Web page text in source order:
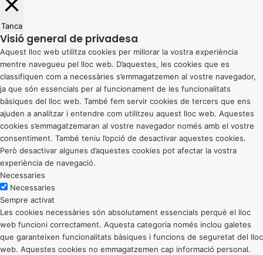
Tanca
Visió general de privadesa
Aquest lloc web utilitza cookies per millorar la vostra experiència
mentre navegueu pel lloc web. D’aquestes, les cookies que es
classifiquen com a necessàries s’emmagatzemen al vostre navegador,
ja que són essencials per al funcionament de les funcionalitats
bàsiques del lloc web. També fem servir cookies de tercers que ens
ajuden a analitzar i entendre com utilitzeu aquest lloc web. Aquestes
cookies s’emmagatzemaran al vostre navegador només amb el vostre
consentiment. També teniu l’opció de desactivar aquestes cookies.
Però desactivar algunes d’aquestes cookies pot afectar la vostra
experiència de navegació.
Necessaries
Necessaries
Sempre activat
Les cookies necessàries són absolutament essencials perquè el lloc
web funcioni correctament. Aquesta categoria només inclou galetes
que garanteixen funcionalitats bàsiques i funcions de seguretat del lloc
web. Aquestes cookies no emmagatzemen cap informació personal.